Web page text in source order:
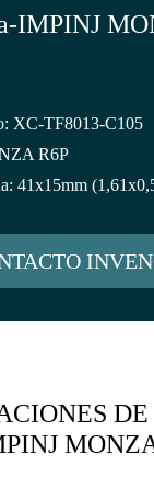
IMPINJ
XC-TF8013-C105
R6P
41x15mm